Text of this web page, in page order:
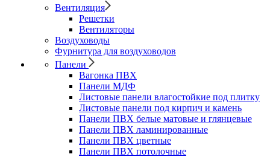
Вентиляция
Решетки
Вентиляторы
Воздуховоды
Фурнитура для воздуховодов
Панели
Вагонка ПВХ
Панели МДФ
Листовые панели влагостойкие под плитку
Листовые панели под кирпич и камень
Панели ПВХ белые матовые и глянцевые
Панели ПВХ ламинированные
Панели ПВХ цветные
Панели ПВХ потолочные